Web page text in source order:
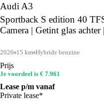
Audi A3
Sportback S edition 40
Camera | Getint glas
2026 15 km Hybride benzine
Prijs
Je voordeel is € 7.961
Lease p/m vanaf
Private lease*